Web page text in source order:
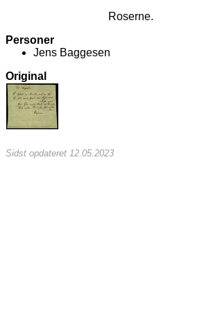
Roserne.
Personer
Jens Baggesen
Original
Sidst opdateret 12.05.2023